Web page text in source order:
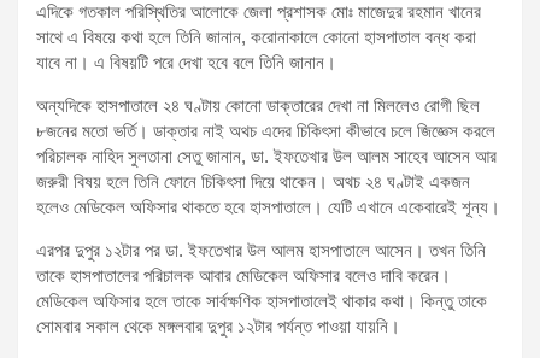
এদিকে গতকাল পরিস্থিতির আলোকে জেলা প্রশাসক মোঃ মাজেদুর রহমান খানের
সাথে এ বিষয়ে কথা হলে তিনি জানান, করোনাকালে কোনো হাসপাতাল বন্ধ করা
যাবে না। এ বিষয়টি পরে দেখা হবে বলে তিনি জানান।
অন্যদিকে হাসপাতালে ২৪ ঘণ্টায় কোনো ডাক্তারের দেখা না মিললেও রোগী ছিল
৮জনের মতো ভর্তি। ডাক্তার নাই অথচ এদের চিকিৎসা কীভাবে চলে জিজ্ঞেস করলে
পরিচালক নাহিদ সুলতানা সেতু জানান, ডা. ইফতেখার উল আলম সাহেব আসেন আর
জরুরী বিষয় হলে তিনি ফোনে চিকিৎসা দিয়ে থাকেন। অথচ ২৪ ঘণ্টাই একজন
হলেও মেডিকেল অফিসার থাকতে হবে হাসপাতালে। যেটি এখানে একেবারেই শূন্য।
এরপর দুপুর ১২টার পর ডা. ইফতেখার উল আলম হাসপাতালে আসেন। তখন তিনি
তাকে হাসপাতালের পরিচালক আবার মেডিকেল অফিসার বলেও দাবি করেন।
মেডিকেল অফিসার হলে তাকে সার্বক্ষণিক হাসপাতালেই থাকার কথা। কিন্তু তাকে
সোমবার সকাল থেকে মঙ্গলবার দুপুর ১২টার পর্যন্ত পাওয়া যায়নি।